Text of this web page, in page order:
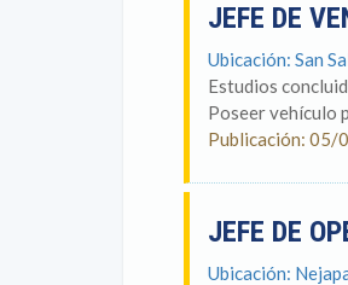
JEFE DE
Ubicación: San
Estudios
Poseer vehículo
Publicación: 05/
JEFE DE
Ubicación: